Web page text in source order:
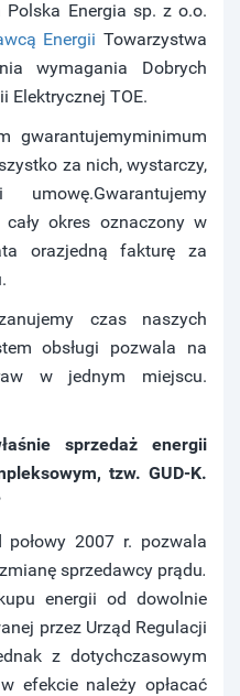
Polska Energia sp. z o.o.
Energii Towarzystwa
wymagania Dobrych
Elektrycznej TOE.
gwarantujemyminimum
za nich, wystarczy,
cały okres oznaczony w
orazjedną fakturę za
czas naszych
obsługi pozwala na
w jednym miejscu.
sprzedaż energii
tzw. GUD-K.
2007 r. pozwala
sprzedawcy prądu.
energii od dowolnie
przez Urząd Regulacji
z dotychczasowym
efekcie należy opłacać